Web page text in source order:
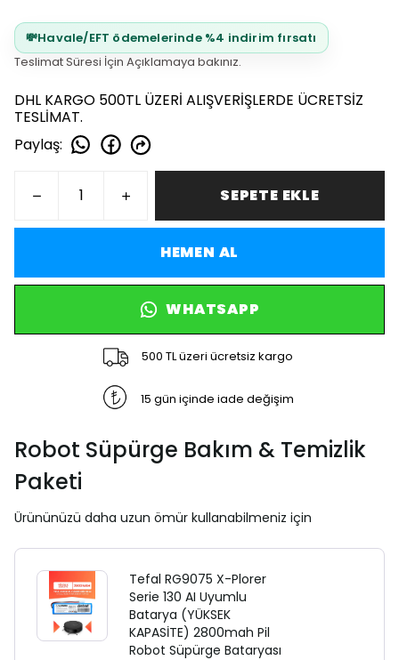
💸Havale/EFT ödemelerinde %4 indirim fırsatı
Teslimat Süresi İçin Açıklamaya bakınız.
DHL KARGO 500TL ÜZERİ ALIŞVERİŞLERDE ÜCRETSİZ
TESLİMAT.
Paylaş:
SEPETE EKLE
HEMEN AL
WHATSAPP
500 TL üzeri ücretsiz kargo
15 gün içinde iade değişim
Robot Süpürge Bakım & Temizlik
Paketi
Ürününüzü daha uzun ömür kullanabilmeniz için
Tefal RG9075 X-Plorer
Serie 130 AI Uyumlu
Batarya (YÜKSEK
KAPASİTE) 2800mah Pil
Robot Süpürge Bataryası